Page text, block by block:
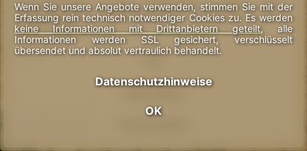
be-
Wenn Sie unsere Angebote verwenden, stimmen Sie mit der
Erfassung rein technisch notwendiger Cookies zu. Es werden
keine Informationen mit Drittanbietern geteilt, alle
Informationen werden SSL gesichert, verschlüsselt
übersendet und absolut vertraulich behandelt.
Datenschutzhinweise
OK
Verknüpfung, Einschränkung, Löschung oder
Zerstörung.
Mit der folgenden Datenschutzerklärung
Umfang, Zweck, Dauer und Rechtsgrundlage der
wir allein oder gemeinsam mit anderen über die
Darüber hinaus werden wir Sie im Folgenden über